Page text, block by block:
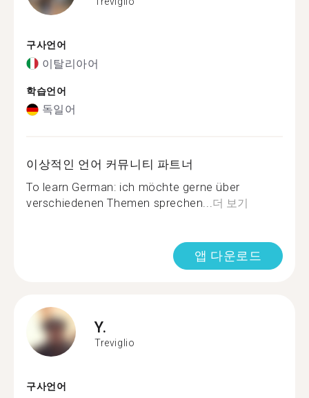
구사언어
이탈리아어
학습언어
독일어
이상적인 언어 커뮤니티 파트너
To learn German: ich möchte gerne über
verschiedenen Themen sprechen...더 보기
앱 다운로드
Y.
Treviglio
구사언어